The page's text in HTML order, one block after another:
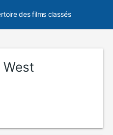
des films classés
West